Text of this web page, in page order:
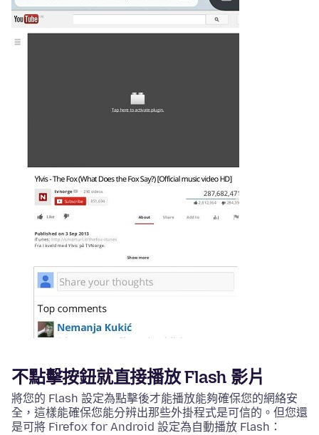
不點擊按鈕就直接播放 Flash 影片
將您的 Flash 設定為點擊後才能播放能夠確保您的網絡安
全，這樣能確保您能分辨出那些外掛程式是可信的。但您還
是可將 Firefox for Android 設定為自動播放 Flash：